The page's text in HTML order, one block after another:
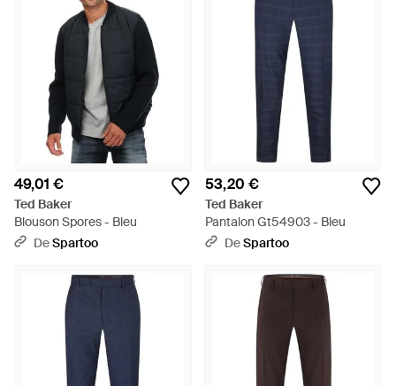
49,01 €
Ted Baker
Blouson Spores - Bleu
DeSpartoo
53,20 €
Ted Baker
Pantalon Gt54903 - Bleu
DeSpartoo